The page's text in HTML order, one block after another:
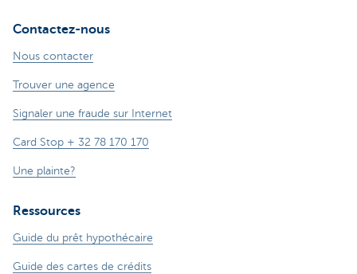
Contactez-nous
Nous contacter
Trouver une agence
Signaler une fraude sur Internet
Card Stop + 32 78 170 170
Une plainte?
Ressources
Guide du prêt hypothécaire
Guide des cartes de crédits